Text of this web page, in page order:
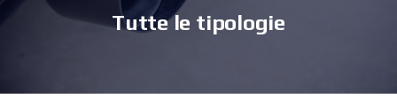
Tutte le tipologie